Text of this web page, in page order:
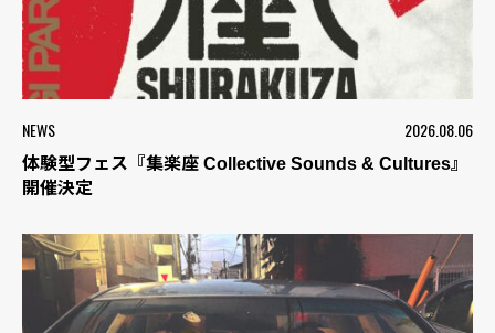
NEWS 2026.08.06
体験型フェス『集楽座 Collective Sounds & Cultures』
開催決定